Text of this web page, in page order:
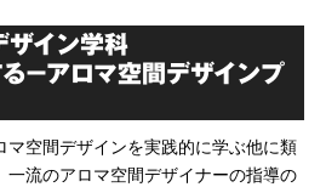
イン学科
－アロマ空間デザインプ
空間デザインを実践的に学ぶ他に類
一流のアロマ空間デザイナーの指導の